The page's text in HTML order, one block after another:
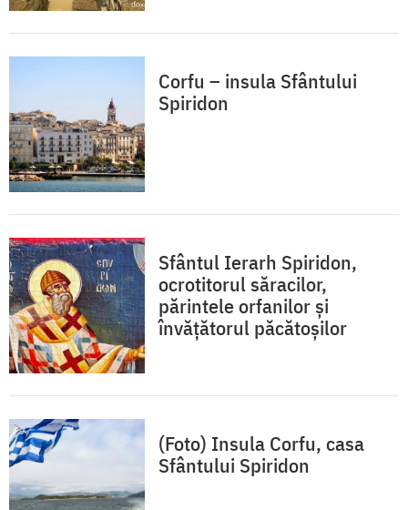
Corfu – insula Sfântului
Spiridon
Sfântul Ierarh Spiridon,
ocrotitorul săracilor,
părintele orfanilor și
învățătorul păcătoșilor
(Foto) Insula Corfu, casa
Sfântului Spiridon